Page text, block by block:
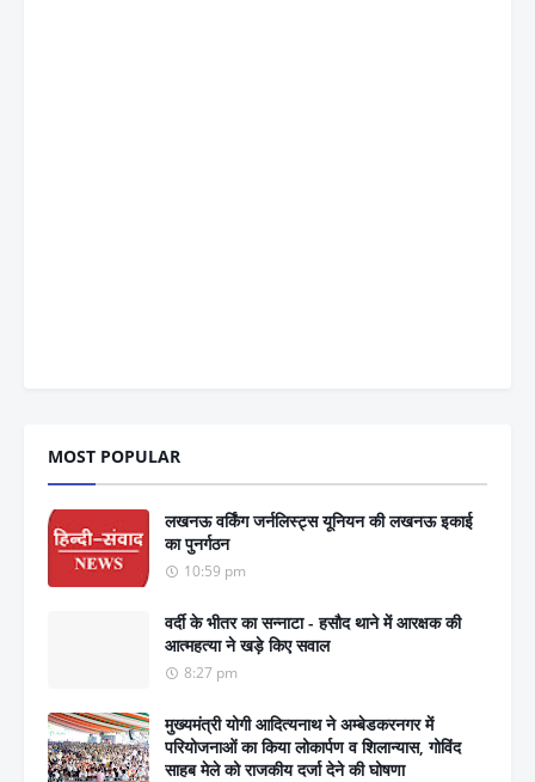
MOST POPULAR
लखनऊ वर्किंग जर्नलिस्ट्स यूनियन की लखनऊ इकाई
का पुनर्गठन
10:59 pm
वर्दी के भीतर का सन्नाटा - हसौद थाने में आरक्षक की
आत्महत्या ने खड़े किए सवाल
8:27 pm
मुख्यमंत्री योगी आदित्यनाथ ने अम्बेडकरनगर में
परियोजनाओं का किया लोकार्पण व शिलान्यास, गोविंद
साहब मेले को राजकीय दर्जा देने की घोषणा